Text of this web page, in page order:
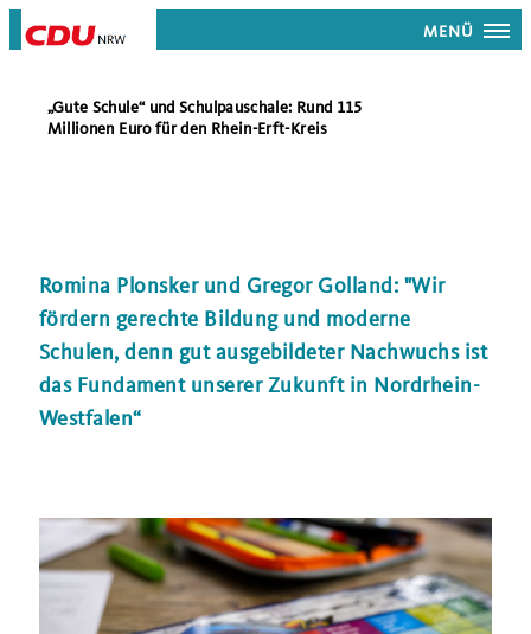
MENÜ
Gute Schule“ und Schulpauschale: Rund 115
Millionen Euro für den Rhein-Erft-Kreis
Romina Plonsker und Gregor Golland: "Wir
fördern gerechte Bildung und moderne
Schulen, denn gut ausgebildeter Nachwuchs ist
das Fundament unserer Zukunft in Nordrhein-
Westfalen“